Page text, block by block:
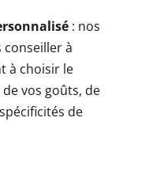
: nos
à
à choisir le
vos goûts, de
de